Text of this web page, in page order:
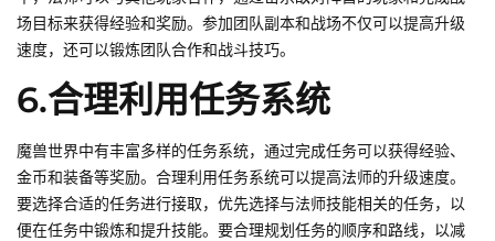
场目标来获得经验和奖励。参加团队副本和战场不仅可以提高升级
速度，还可以锻炼团队合作和战斗技巧。
6.合理利用任务系统
魔兽世界中有丰富多样的任务系统，通过完成任务可以获得经验、
金币和装备等奖励。合理利用任务系统可以提高法师的升级速度。
要选择合适的任务进行接取，优先选择与法师技能相关的任务，以
便在任务中锻炼和提升技能。要合理规划任务的顺序和路线，以减